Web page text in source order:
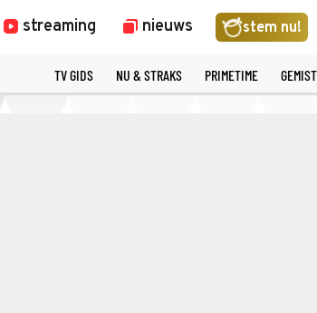
streaming nieuws stem nu!
TV GIDS NU & STRAKS PRIMETIME GEMIST